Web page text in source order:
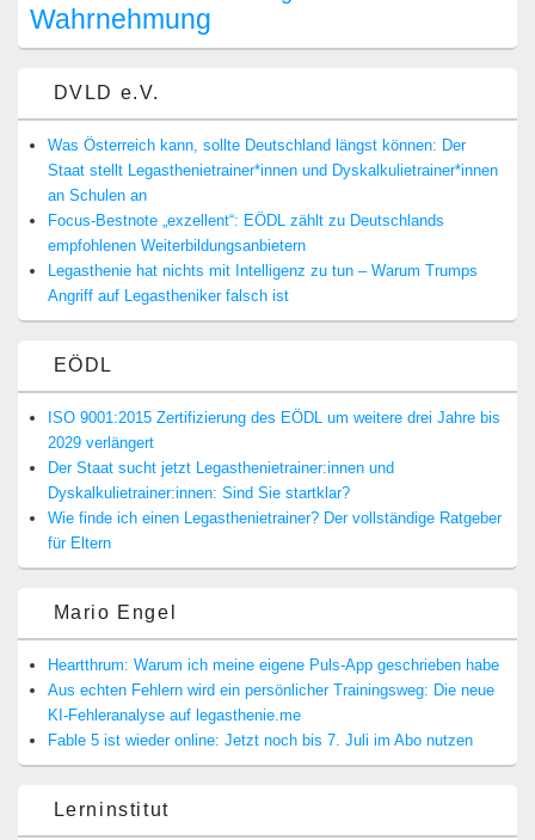
Wahrnehmung
DVLD e.V.
Was Österreich kann, sollte Deutschland längst können: Der
Staat stellt Legasthenietrainer*innen und Dyskalkulietrainer*innen
an Schulen an
Focus-Bestnote „exzellent“: EÖDL zählt zu Deutschlands
empfohlenen Weiterbildungsanbietern
Legasthenie hat nichts mit Intelligenz zu tun – Warum Trumps
Angriff auf Legastheniker falsch ist
EÖDL
ISO 9001:2015 Zertifizierung des EÖDL um weitere drei Jahre bis
2029 verlängert
Der Staat sucht jetzt Legasthenietrainer:innen und
Dyskalkulietrainer:innen: Sind Sie startklar?
Wie finde ich einen Legasthenietrainer? Der vollständige Ratgeber
für Eltern
Mario Engel
Heartthrum: Warum ich meine eigene Puls-App geschrieben habe
Aus echten Fehlern wird ein persönlicher Trainingsweg: Die neue
KI-Fehleranalyse auf legasthenie.me
Fable 5 ist wieder online: Jetzt noch bis 7. Juli im Abo nutzen
Lerninstitut